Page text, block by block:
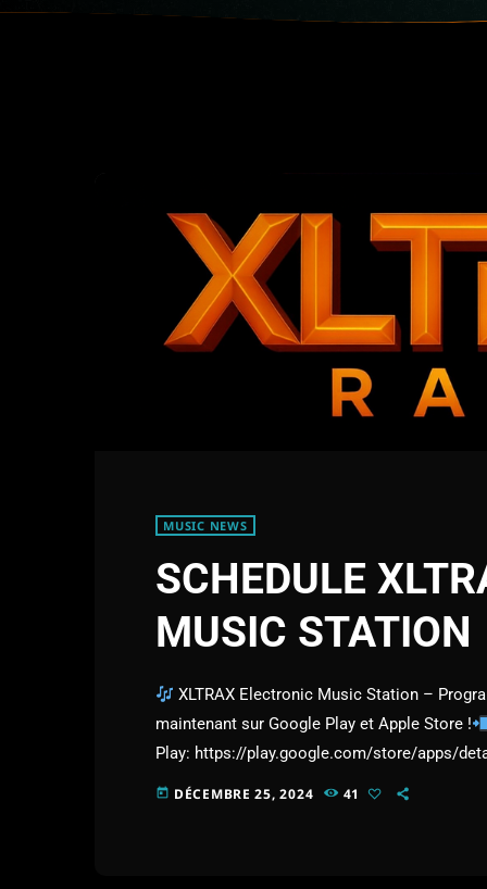
MUSIC NEWS
SCHEDULE
MUSIC STATION
XLTRAX Electronic Music Station –
maintenant sur Google Play et Apple Store !
Play: https://play.google.com/store/apps/
Apple Store: https://apps.apple.com/us/app/
today DÉCEMBRE 25, 2024 41